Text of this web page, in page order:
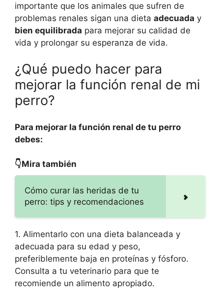
importante que los animales que sufren de
problemas renales sigan una dieta adecuada y
bien equilibrada para mejorar su calidad de
vida y prolongar su esperanza de vida.
¿Qué puedo hacer para
mejorar la función renal de mi
perro?
Para mejorar la función renal de tu perro
debes:
👇Mira también
Cómo curar las heridas de tu
perro: tips y recomendaciones
1. Alimentarlo con una dieta balanceada y
adecuada para su edad y peso,
preferiblemente baja en proteínas y fósforo.
Consulta a tu veterinario para que te
recomiende un alimento apropiado.